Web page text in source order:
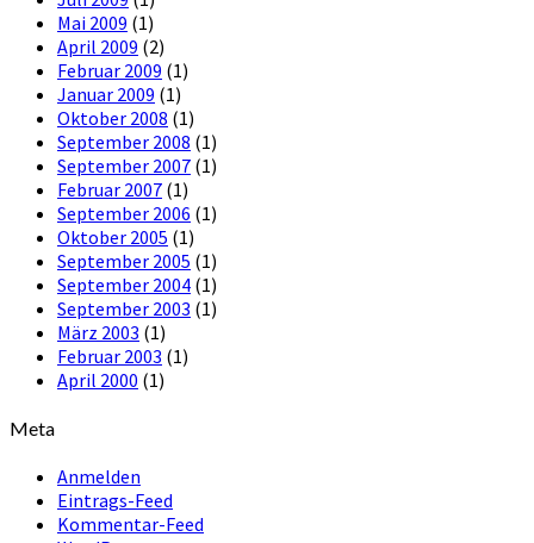
Mai 2009 (1)
April 2009 (2)
Februar 2009 (1)
Januar 2009 (1)
Oktober 2008 (1)
September 2008 (1)
September 2007 (1)
Februar 2007 (1)
September 2006 (1)
Oktober 2005 (1)
September 2005 (1)
September 2004 (1)
September 2003 (1)
März 2003 (1)
Februar 2003 (1)
April 2000 (1)
Meta
Anmelden
Eintrags-Feed
Kommentar-Feed